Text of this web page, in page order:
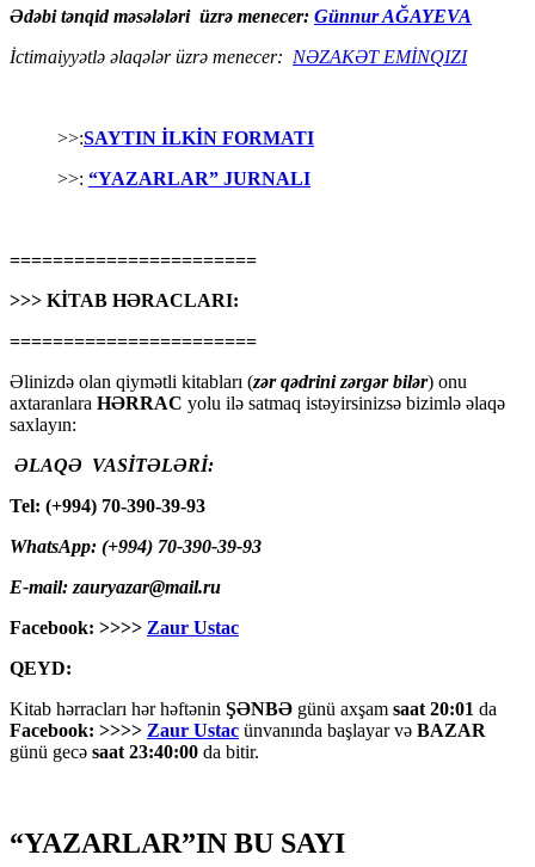
Ədəbi tənqid məsələləri üzrə menecer: Günnur AĞAYEVA
İctimaiyyətlə əlaqələr üzrə menecer: NƏZAKƏT EMİNQIZI
>>:SAYTIN İLKİN FORMATI
>>: “YAZARLAR” JURNALI
=======================
>>> KİTAB HƏRACLARI:
=======================
Əlinizdə olan qiymətli kitabları (zər qədrini zərgər bilər) onu
axtaranlara HƏRRAC yolu ilə satmaq istəyirsinizsə bizimlə əlaqə
saxlayın:
ƏLAQƏ VASİTƏLƏRİ:
Tel: (+994) 70-390-39-93
WhatsApp: (+994) 70-390-39-93
E-mail: zauryazar@mail.ru
Facebook: >>>> Zaur Ustac
QEYD:
Kitab hərracları hər həftənin ŞƏNBƏ günü axşam saat 20:01 da
Facebook: >>>> Zaur Ustac ünvanında başlayar və BAZAR
günü gecə saat 23:40:00 da bitir.
“YAZARLAR”IN BU SAYI